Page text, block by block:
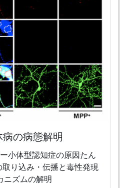
病の病態解明
小体型認知症の原因たん
り込み・伝播と毒性発現
ニズムの解明